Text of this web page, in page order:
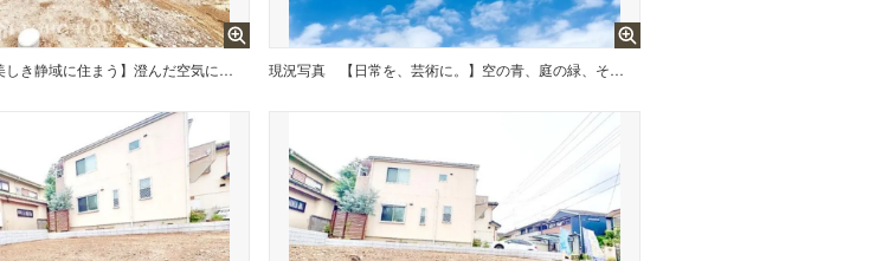
【美しき静域に住まう】澄んだ空気に包まれ、静かに佇む邸宅。家路を急ぐのが楽しみになるような、品格ある佇まい。家族の笑顔を優しく包み、未来へと続く穏やかな日々を、この場所が約束します。 現況写真 【日常を、芸術に。】空の青、庭の緑、そして温かな灯火。自然の彩りと調和する住まい。大切な人と食卓を囲み、語り合う。そんな当たり前の幸せが、より鮮やかに、より深く心に刻まれていく場所。